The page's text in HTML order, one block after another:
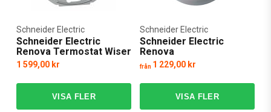
Schneider Electric
Renova Termostat Wiser
Zigbee
Schneider Electric
1 599,00 kr
Schneider Electric
Renova
Golvvärmetermostat
Schneider Electric
från 1 229,00 kr